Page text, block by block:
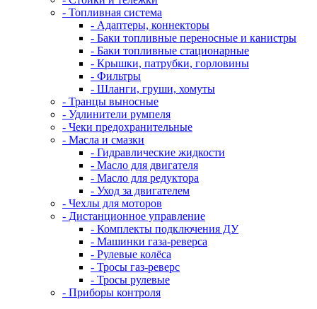
- Топливная система
- Адаптеры, коннекторы
- Баки топливные переносные и канистры
- Баки топливные стационарные
- Крышки, патрубки, горловины
- Фильтры
- Шланги, груши, хомуты
- Транцы выносные
- Удлинители румпеля
- Чеки предохранительные
- Масла и смазки
- Гидравлические жидкости
- Масло для двигателя
- Масло для редуктора
- Уход за двигателем
- Чехлы для моторов
- Дистанционное управление
- Комплекты подключения ДУ
- Машинки газа-реверса
- Рулевые колёса
- Тросы газ-реверс
- Тросы рулевые
- Приборы контроля